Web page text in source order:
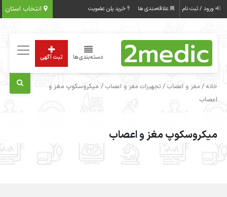
انتخاب استان ورود / ثبت نام علاقه‌مندی ها خرید پلن عضویت
دسته‌بندی‌ها ثبت آگهی
خانه /مغز و اعصاب /تجهیزات مغز و اعصاب / میکروسکوپ مغز و
اعصاب
میکروسکوپ مغز و اعصاب